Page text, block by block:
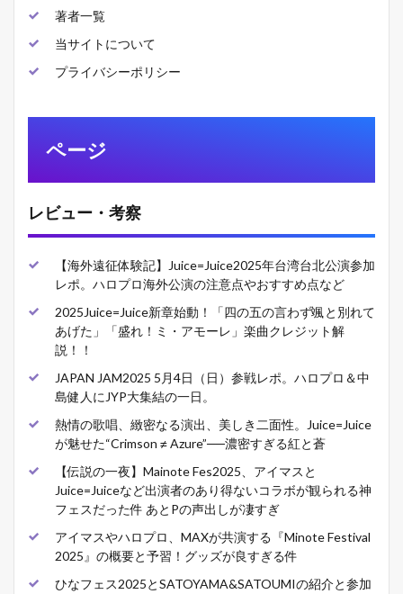
著者一覧
当サイトについて
プライバシーポリシー
ページ
レビュー・考察
【海外遠征体験記】Juice=Juice2025年台湾台北公演参加
レポ。ハロプロ海外公演の注意点やおすすめ点など
2025Juice=Juice新章始動！「四の五の言わず颯と別れて
あげた」「盛れ！ミ・アモーレ」楽曲クレジット解
説！！
JAPAN JAM2025 5月4日（日）参戦レポ。ハロプロ＆中
島健人にJYP大集結の一日。
熱情の歌唱、緻密なる演出、美しき二面性。Juice=Juice
が魅せた“Crimson ≠ Azure”──濃密すぎる紅と蒼
【伝説の一夜】Mainote Fes2025、アイマスと
Juice=Juiceなど出演者のあり得ないコラボが観られる神
フェスだった件 あとPの声出しが凄すぎ
アイマスやハロプロ、MAXが共演する『Minote Festival
2025』の概要と予習！グッズが良すぎる件
ひなフェス2025とSATOYAMA&SATOUMIの紹介と参加